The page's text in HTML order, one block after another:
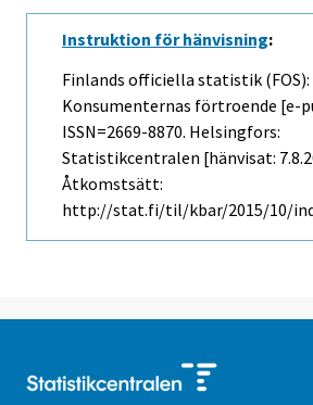
Instruktion för hänvisning:
Finlands officiella statistik (FOS):
Konsumenternas förtroende [e-
ISSN=2669-8870. Helsingfors:
Statistikcentralen [hänvisat:
Åtkomstsätt:
http://stat.fi/til/kbar/2015/10/